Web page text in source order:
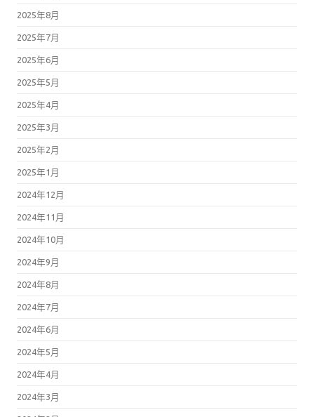
2025年8月
2025年7月
2025年6月
2025年5月
2025年4月
2025年3月
2025年2月
2025年1月
2024年12月
2024年11月
2024年10月
2024年9月
2024年8月
2024年7月
2024年6月
2024年5月
2024年4月
2024年3月